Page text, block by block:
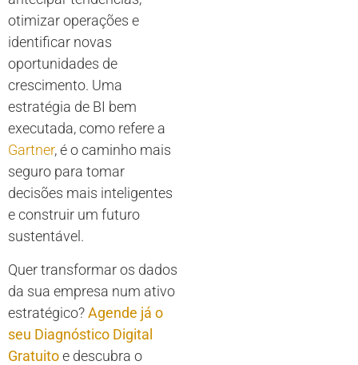
otimizar operações e
identificar novas
oportunidades de
crescimento. Uma
estratégia de BI bem
executada, como refere a
Gartner, é o caminho mais
seguro para tomar
decisões mais inteligentes
e construir um futuro
sustentável.
Quer transformar os dados
da sua empresa num ativo
estratégico?Agende já o
seu Diagnóstico Digital
Gratuitoe descubra o